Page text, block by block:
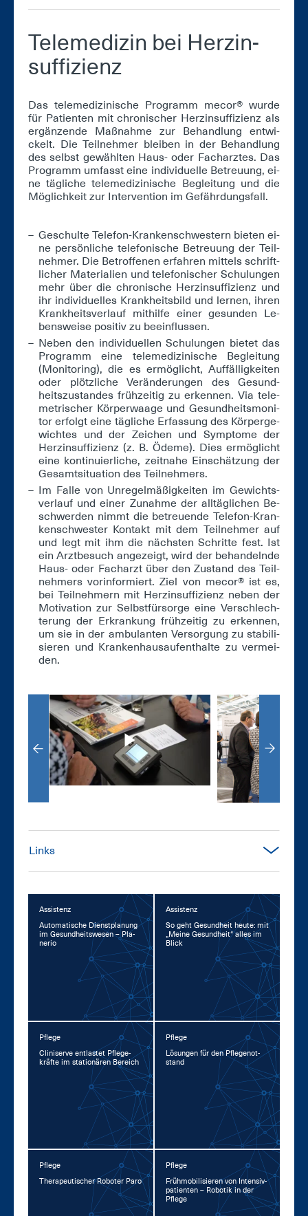
Te­le­me­di­zin bei Herz­in­
suf­fi­zi­enz
Das te­le­me­di­zi­ni­sche Pro­gramm me­cor® wur­de
für Pa­ti­en­ten mit chro­ni­scher Herz­in­suf­fi­zi­enz als
er­gän­zen­de Maß­nah­me zur Be­hand­lung ent­wi­
ckelt. Die Teil­neh­mer blei­ben in der Be­hand­lung
des selbst ge­wähl­ten Haus- oder Fach­arz­tes. Das
Pro­gramm um­fasst ei­ne in­di­vi­du­el­le Be­treu­ung, ei­
ne täg­li­che te­le­me­di­zi­ni­sche Be­glei­tung und die
Mög­lich­keit zur In­ter­ven­ti­on im Ge­fähr­dungs­fall.
Ge­schul­te Te­le­fon-Kran­ken­schwes­tern bie­ten ei­
ne per­sön­li­che te­le­fo­ni­sche Be­treu­ung der Teil­
neh­mer. Die Be­trof­fe­nen er­fah­ren mit­tels schrift­
li­cher Ma­te­ria­li­en und te­le­fo­ni­scher Schu­lun­gen
mehr über die chro­ni­sche Herz­in­suf­fi­zi­enz und
ihr in­di­vi­du­el­les Krank­heits­bild und ler­nen, ih­ren
Krank­heits­ver­lauf mit­hil­fe ei­ner ge­sun­den Le­
bens­wei­se po­si­tiv zu be­ein­flus­sen.
Ne­ben den in­di­vi­du­el­len Schu­lun­gen bie­tet das
Pro­gramm ei­ne te­le­me­di­zi­ni­sche Be­glei­tung
(Mo­ni­to­ring), die es er­mög­licht, Auf­fäl­lig­kei­ten
oder plötz­li­che Ver­än­de­run­gen des Ge­sund­
heits­zu­stan­des früh­zei­tig zu er­ken­nen. Via te­le­
me­tri­scher Kör­per­waa­ge und Ge­sund­heits­mo­ni­
tor er­folgt ei­ne täg­li­che Er­fas­sung des Kör­per­ge­
wich­tes und der Zei­chen und Sym­pto­me der
Herz­in­suf­fi­zi­enz (z. B. Öde­me). Dies er­mög­licht
ei­ne kon­ti­nu­ier­li­che, zeit­na­he Ein­schät­zung der
Ge­samt­si­tua­ti­on des Teil­neh­mers.
Im Fal­le von Un­re­gel­mä­ßig­kei­ten im Ge­wichts­
ver­lauf und ei­ner Zu­nah­me der all­täg­li­chen Be­
schwer­den nimmt die be­treu­en­de Te­le­fon-Kran­
ken­schwes­ter Kon­takt mit dem Teil­neh­mer auf
und legt mit ihm die nächs­ten Schrit­te fest. Ist
ein Arzt­be­such an­ge­zeigt, wird der be­han­deln­de
Haus- oder Fach­arzt über den Zu­stand des Teil­
neh­mers vor­in­for­miert. Ziel von me­cor® ist es,
bei Teil­neh­mern mit Herz­in­suf­fi­zi­enz ne­ben der
Mo­ti­va­ti­on zur Selbst­für­sor­ge ei­ne Ver­schlech­
te­rung der Er­kran­kung früh­zei­tig zu er­ken­nen,
um sie in der am­bu­lan­ten Ver­sor­gung zu sta­bi­li­
sie­ren und Kran­ken­haus­auf­ent­hal­te zu ver­mei­
den.
Links
Assistenz
Au­to­ma­ti­sche Dienst­pla­nung
im Ge­sund­heits­we­sen – Pla­
ne­rio
Assistenz
So geht Ge­sund­heit heu­te: mit
„Mei­ne Ge­sund­heit“ al­les im
Blick
Pflege
Cli­ni­ser­ve ent­las­tet Pfle­ge­
kräf­te im sta­tio­nä­ren Be­reich
Pflege
Lö­sun­gen für den Pfle­ge­not­
stand
Pflege
The­ra­peu­ti­scher Ro­bo­ter Pa­ro
Pflege
Früh­mo­bi­li­sie­ren von In­ten­siv­
pa­ti­en­ten – Ro­bo­tik in der
Pfle­ge